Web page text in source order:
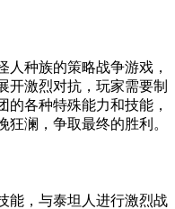
人种族的策略战争游戏，
开激烈对抗，玩家需要制
的各种特殊能力和技能，
澜，争取最终的胜利。
能，与泰坦人进行激烈战